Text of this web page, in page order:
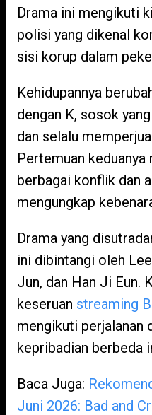
Drama ini mengikuti
polisi yang dikenal
sisi korup dalam
Kehidupannya
dengan K, sosok
dan selalu
Pertemuan
berbagai konflik dan
mengungkap
Drama yang
ini dibintangi oleh
Jun, dan Han Ji Eun.
keseruan streaming
mengikuti perjalanan
kepribadian berbeda
Baca Juga:
Juni 2026: Bad and